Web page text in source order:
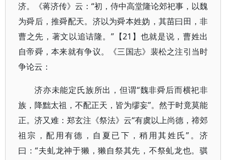
济。《蒋济传》云：“初，侍中高堂隆论郊祀事，以魏
为舜后，推舜配天。济以为舜本姓妫，其苗曰田，非
曹之先，著文以追诘隆。”【21】也就是说，曹姓出
自帝舜，本来就有争议。《三国志》裴松之注引当时
争论云：
济亦未能定氏族所出，但谓“魏非舜后而横祀非
族，降黜太祖，不配正天，皆为缪妄”。然于时竟莫能
正。济又难：郑玄注《祭法》云“有虞以上尚德，禘郊
祖宗，配用有德，自夏已下，稍用其姓氏”。济
曰：“夫虬龙神于獭，獭自祭其先，不祭虬龙也。骐